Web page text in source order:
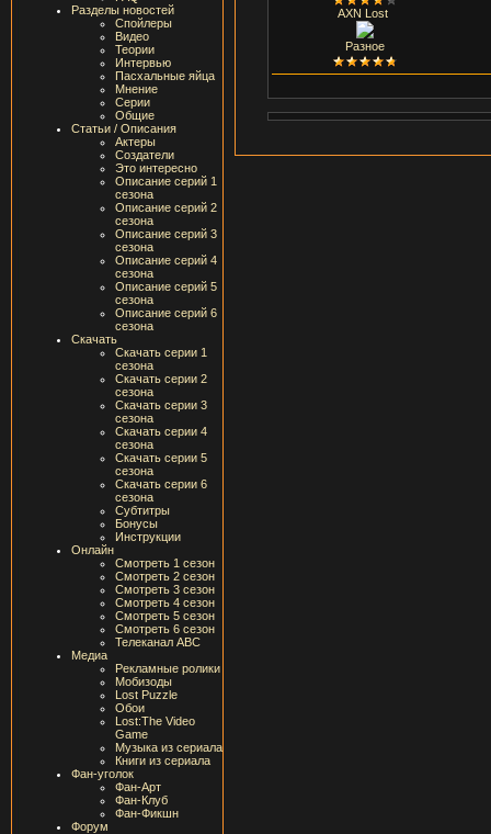
Разделы новостей
Спойлеры
Видео
Теории
Интервью
Пасхальные яйца
Мнение
Серии
Общие
Статьи / Описания
Актеры
Создатели
Это интересно
Описание серий 1
сезона
Описание серий 2
сезона
Описание серий 3
сезона
Описание серий 4
сезона
Описание серий 5
сезона
Описание серий 6
сезона
Скачать
Скачать серии 1
сезона
Скачать серии 2
сезона
Скачать серии 3
сезона
Скачать серии 4
сезона
Скачать серии 5
сезона
Скачать серии 6
сезона
Субтитры
Бонусы
Инструкции
Онлайн
Смотреть 1 сезон
Смотреть 2 сезон
Смотреть 3 сезон
Смотреть 4 сезон
Смотреть 5 сезон
Смотреть 6 сезон
Телеканал ABC
Медиа
Рекламные ролики
Мобизоды
Lost Puzzle
Обои
Lost:The Video
Game
Музыка из сериала
Книги из сериала
Фан-уголок
Фан-Арт
Фан-Клуб
Фан-Фикшн
Форум
AXN Lost
Разное